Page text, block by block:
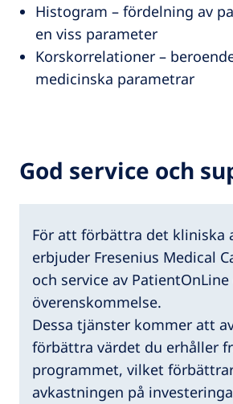
Histogram – fördelning av
en viss parameter
Korskorrelationer –
medicinska parametrar
God service och
För att förbättra det kliniska
erbjuder Fresenius Medical
och service av
överenskommelse.
Dessa tjänster kommer att
förbättra värdet du erhåller
programmet, vilket
avkastningen på